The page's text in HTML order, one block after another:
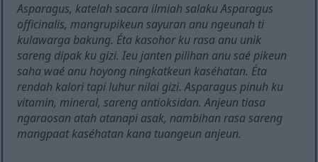
Asparagus, katelah sacara ilmiah salaku Asparagus
officinalis, mangrupikeun sayuran anu ngeunah ti
kulawarga bakung. Éta kasohor ku rasa anu unik
sareng dipak ku gizi. Ieu janten pilihan anu saé pikeun
saha waé anu hoyong ningkatkeun kaséhatan. Éta
rendah kalori tapi luhur nilai gizi. Asparagus pinuh ku
vitamin, mineral, sareng antioksidan. Anjeun tiasa
ngaraosan atah atanapi asak, nambihan rasa sareng
mangpaat kaséhatan kana tuangeun anjeun.